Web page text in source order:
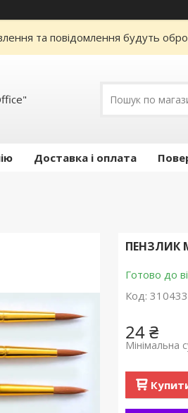
та повідомлення будуть
Доставка і оплата
ПЕНЗЛИК
Готово до
Код: 310433
24 ₴
Мінімальна